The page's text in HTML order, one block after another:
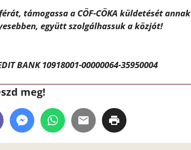
támogassa a CÖF-CÖKA küldetését annak
együtt szolgálhassuk a közjót!
BANK 10918001-00000064-35950004
meg!